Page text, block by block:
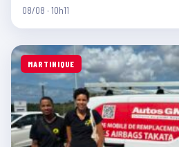
08/08 · 10h11
MARTINIQUE